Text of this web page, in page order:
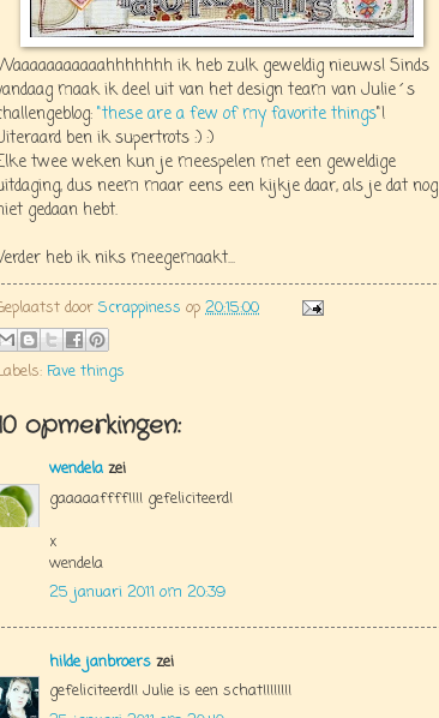
ik heb zulk geweldig nieuws! Sinds
maak ik deel uit van het design team van Julie´s
"these are a few of my favorite things"!
ben ik supertrots :) :)
twee weken kun je meespelen met een geweldige
dus neem maar eens een kijkje daar, als je dat nog
gedaan hebt.
heb ik niks meegemaakt...
door Scrappiness op 20:15:00
Fave things
opmerkingen:
wendela zei
gaaaaaffff!!!! gefeliciteerd!
x
wendela
25 januari 2011 om 20:39
hilde janbroers zei
gefeliciteerd!! Julie is een schat!!!!!!!!